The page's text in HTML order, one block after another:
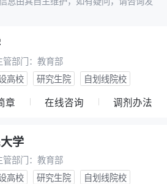
管部门： 教育部
高校
研究生院 自划线院校
章 在线咨询 调剂办法
学
管部门： 教育部
高校
研究生院 自划线院校